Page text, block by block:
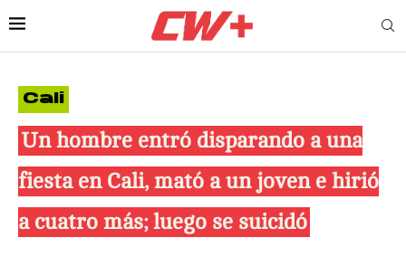
Cali
Un hombre entró disparando a una
fiesta en Cali, mató a un joven e hirió
a cuatro más; luego se suicidó